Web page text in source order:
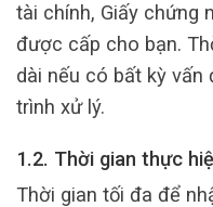
tài chính, Giấy chứng
được cấp cho bạn.
dài nếu có bất kỳ vấn
trình xử lý.
1.2. Thời gian thực
Thời gian tối đa để